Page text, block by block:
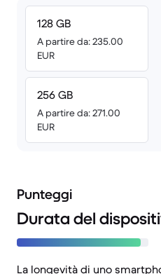
128 GB
A partire da: 235.00
EUR
256 GB
A partire da: 271.00
EUR
Punteggi
Durata del
La longevità di uno